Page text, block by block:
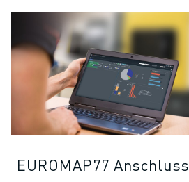
EUROMAP77 Anschluss